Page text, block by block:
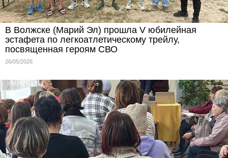
В Волжске (Марий Эл) прошла V юбилейная
эстафета по легкоатлетическому трейлу,
посвященная героям СВО
26/05/2026